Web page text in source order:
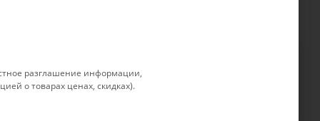
нам улучшать
Более подробные сведения
разглашение информации,
о товарах ценах, скидках).